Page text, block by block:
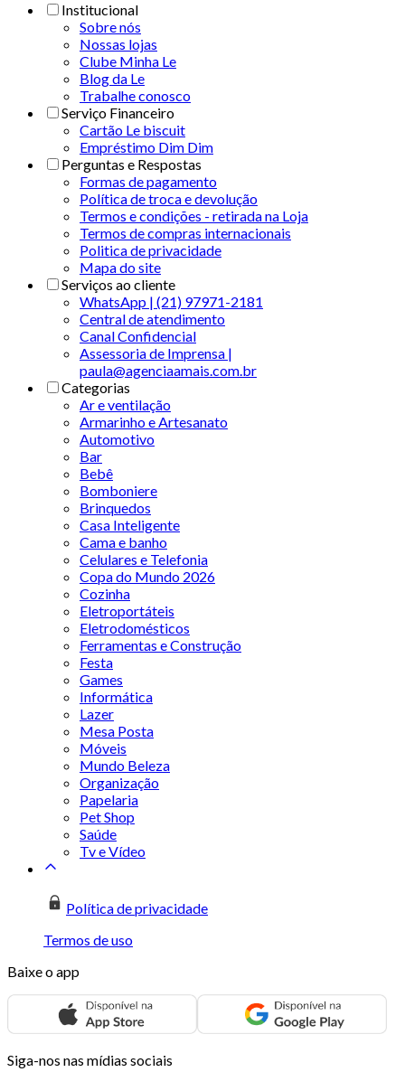
Institucional
Sobre nós
Nossas lojas
Clube Minha Le
Blog da Le
Trabalhe conosco
Serviço Financeiro
Cartão Le biscuit
Empréstimo Dim Dim
Perguntas e Respostas
Formas de pagamento
Política de troca e devolução
Termos e condições - retirada na Loja
Termos de compras internacionais
Politica de privacidade
Mapa do site
Serviços ao cliente
WhatsApp | (21) 97971-2181
Central de atendimento
Canal Confidencial
Assessoria de Imprensa |
paula@agenciaamais.com.br
Categorias
Ar e ventilação
Armarinho e Artesanato
Automotivo
Bar
Bebê
Bomboniere
Brinquedos
Casa Inteligente
Cama e banho
Celulares e Telefonia
Copa do Mundo 2026
Cozinha
Eletroportáteis
Eletrodomésticos
Ferramentas e Construção
Festa
Games
Informática
Lazer
Mesa Posta
Móveis
Mundo Beleza
Organização
Papelaria
Pet Shop
Saúde
Tv e Vídeo
Política de privacidade
Termos de uso
Baixe o app
Siga-nos nas mídias sociais